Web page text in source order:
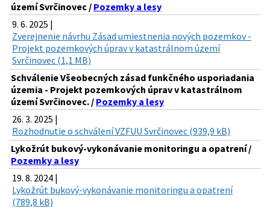
území Svrčinovec / Pozemky a lesy
9. 6. 2025 |
Zverejnenie návrhu Zásad umiestnenia nových pozemkov -
Projekt pozemkových úprav v katastrálnom území
Svrčinovec (1,1 MB)
Schválenie Všeobecných zásad funkčného usporiadania
územia - Projekt pozemkových úprav v katastrálnom
území Svrčinovec. / Pozemky a lesy
26. 3. 2025 |
Rozhodnutie o schválení VZFUU Svrčinovec (939,9 kB)
Lykožrút bukový-vykonávanie monitoringu a opatrení /
Pozemky a lesy
19. 8. 2024 |
Lykožrút bukový-vykonávanie monitoringu a opatrení
(789,8 kB)